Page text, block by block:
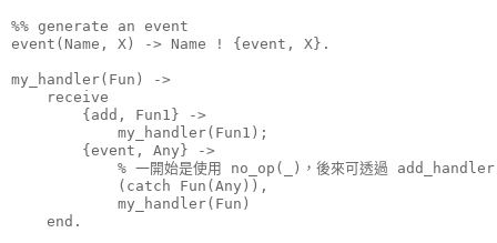
%% generate an event
event(Name, X) -> Name ! {event, X}.
my_handler(Fun) ->
    receive
        {add, Fun1} ->
            my_handler(Fun1);
        {event, Any} ->
% 一開始是使用 no_op(_)，後來可透過 add_handler
            (catch Fun(Any)),
            my_handler(Fun)
    end.